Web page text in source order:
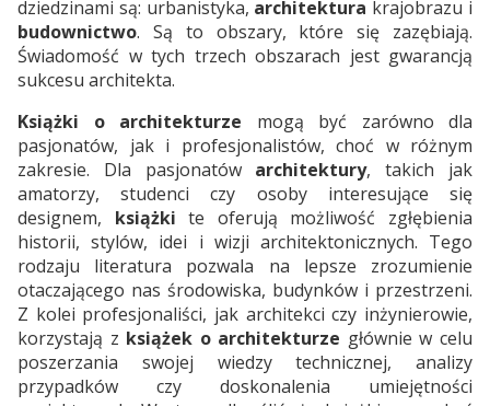
dziedzinami są: urbanistyka, architektura krajobrazu i
budownictwo. Są to obszary, które się zazębiają.
Świadomość w tych trzech obszarach jest gwarancją
sukcesu architekta.
Książki o architekturze mogą być zarówno dla
pasjonatów, jak i profesjonalistów, choć w różnym
zakresie. Dla pasjonatów architektury, takich jak
amatorzy, studenci czy osoby interesujące się
designem, książki te oferują możliwość zgłębienia
historii, stylów, idei i wizji architektonicznych. Tego
rodzaju literatura pozwala na lepsze zrozumienie
otaczającego nas środowiska, budynków i przestrzeni.
Z kolei profesjonaliści, jak architekci czy inżynierowie,
korzystają z książek o architekturze głównie w celu
poszerzania swojej wiedzy technicznej, analizy
przypadków czy doskonalenia umiejętności